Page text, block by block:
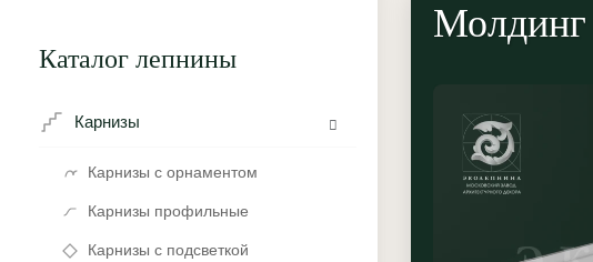
Каталог лепнины
Карнизы
Карнизы с орнаментом
Карнизы профильные
Карнизы с подсветкой